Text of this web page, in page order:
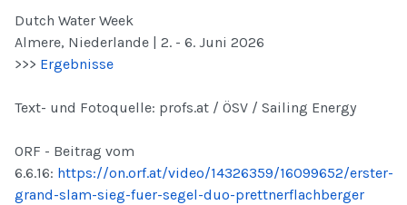
Dutch Water Week
Almere, Niederlande | 2. - 6. Juni 2026
>>> Ergebnisse
Text- und Fotoquelle: profs.at / ÖSV / Sailing Energy
ORF - Beitrag vom
6.6.16: https://on.orf.at/video/14326359/16099652/erster-
grand-slam-sieg-fuer-segel-duo-prettnerflachberger